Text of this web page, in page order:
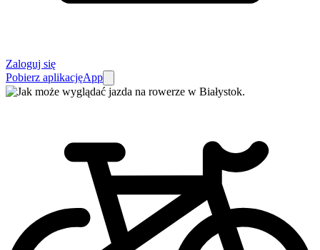
Zaloguj się
Pobierz aplikacjęApp